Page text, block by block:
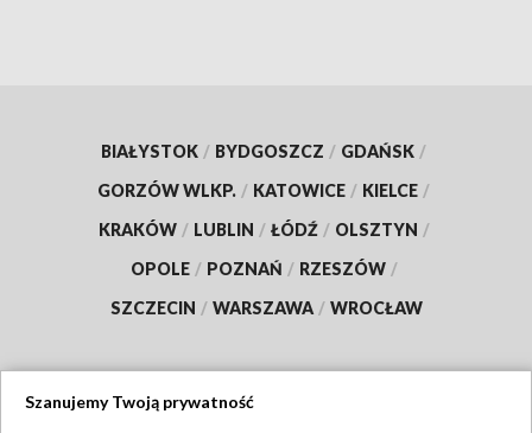
BIAŁYSTOK / BYDGOSZCZ / GDAŃSK /
GORZÓW WLKP. / KATOWICE / KIELCE /
KRAKÓW / LUBLIN / ŁÓDŹ / OLSZTYN /
OPOLE / POZNAŃ / RZESZÓW /
SZCZECIN / WARSZAWA / WROCŁAW
Szanujemy Twoją prywatność